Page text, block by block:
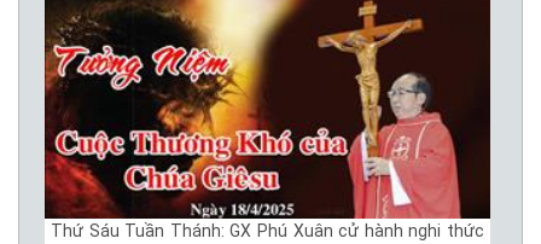
Thứ Sáu Tuần Thánh: GX Phú Xuân cử hành nghi thức